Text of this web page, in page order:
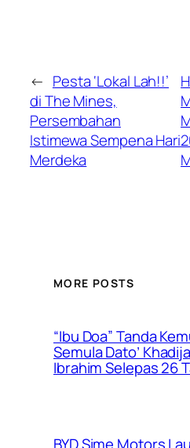
← Pesta ‘Lokal Lah!!’
di The Mines,
Persembahan
Istimewa Sempena Hari
Merdeka
MORE POSTS
“Ibu Doa” Tanda
Semula Dato’
Ibrahim Selepas 26
BYD Sime Motors